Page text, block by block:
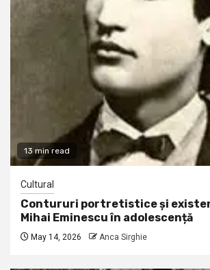
13 min read
Cultural
Contururi portretistice și
Mihai Eminescu în adolescență
May 14, 2026 Anca Sirghie